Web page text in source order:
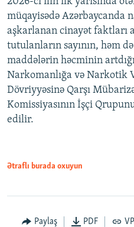
müqayisədə Azərbaycanda
aşkarlanan cinayət faktları
tutulanların sayının, həm
maddələrin həcminin
Narkomanlığa və Narkotik
Dövriyyəsinə Qarşı
Komissiyasının İşçi
edilir.
Ətraflı burada oxuyun
Paylaş PDF